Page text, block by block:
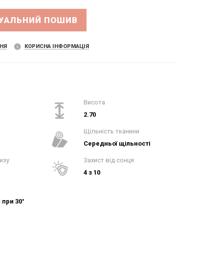
ПОШИВ
КОРИСНА ІНФОРМАЦІЯ
Висота
2.70
Щільність тканини
Середньої щільності
Захист від сонця
4 з 10
30°